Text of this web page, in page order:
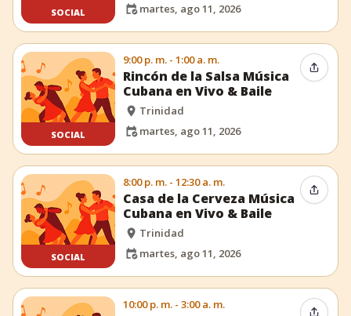
SOCIAL
martes, ago 11, 2026
SOCIAL
9:00 p. m. - 1:00 a. m.
Rincón de la Salsa Música
Cubana en Vivo & Baile
Trinidad
martes, ago 11, 2026
SOCIAL
8:00 p. m. - 12:30 a. m.
Casa de la Cerveza Música
Cubana en Vivo & Baile
Trinidad
martes, ago 11, 2026
10:00 p. m. - 3:00 a. m.